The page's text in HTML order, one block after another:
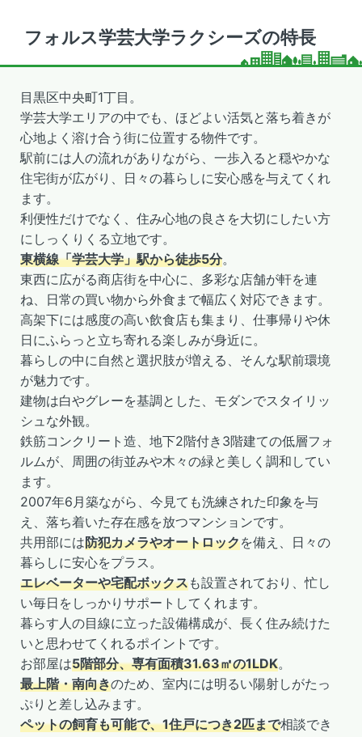
フォルス学芸大学ラクシーズの特長
目黒区中央町1丁目。
学芸大学エリアの中でも、ほどよい活気と落ち着きが
心地よく溶け合う街に位置する物件です。
駅前には人の流れがありながら、一歩入ると穏やかな
住宅街が広がり、日々の暮らしに安心感を与えてくれ
ます。
利便性だけでなく、住み心地の良さを大切にしたい方
にしっくりくる立地です。
東横線「学芸大学」駅から徒歩5分。
東西に広がる商店街を中心に、多彩な店舗が軒を連
ね、日常の買い物から外食まで幅広く対応できます。
高架下には感度の高い飲食店も集まり、仕事帰りや休
日にふらっと立ち寄れる楽しみが身近に。
暮らしの中に自然と選択肢が増える、そんな駅前環境
が魅力です。
建物は白やグレーを基調とした、モダンでスタイリッ
シュな外観。
鉄筋コンクリート造、地下2階付き3階建ての低層フォ
ルムが、周囲の街並みや木々の緑と美しく調和してい
ます。
2007年6月築ながら、今見ても洗練された印象を与
え、落ち着いた存在感を放つマンションです。
共用部には防犯カメラやオートロックを備え、日々の
暮らしに安心をプラス。
エレベーターや宅配ボックスも設置されており、忙し
い毎日をしっかりサポートしてくれます。
暮らす人の目線に立った設備構成が、長く住み続けた
いと思わせてくれるポイントです。
お部屋は5階部分、専有面積31.63㎡の1LDK。
最上階・南向きのため、室内には明るい陽射しがたっ
ぷりと差し込みます。
ペットの飼育も可能で、1住戸につき2匹まで相談でき